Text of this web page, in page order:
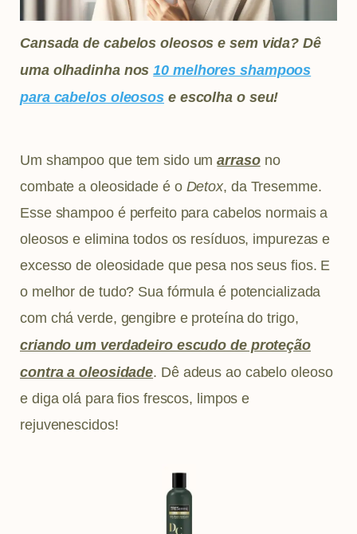
Cansada de cabelos oleosos e sem vida? Dê
uma olhadinha nos10 melhores shampoos
para cabelos oleosos e escolha o seu!
Um shampoo que tem sido umarrasono
combate a oleosidade é o Detox, da Tresemme.
Esse shampoo é perfeito para cabelos normais a
oleosos e elimina todos os resíduos, impurezas e
excesso de oleosidade que pesa nos seus fios. E
o melhor de tudo? Sua fórmula é potencializada
com chá verde, gengibre e proteína do trigo,
criando um verdadeiro escudo de proteção
contra a oleosidade. Dê adeus ao cabelo oleoso
e diga olá para fios frescos, limpos e
rejuvenescidos!